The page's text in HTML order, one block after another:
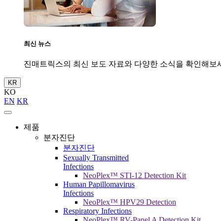
최신 뉴스
진매트릭스의 최신 보도 자료와 다양한 소식을 확인해보
KR
KO
EN KR
제품
분자진단
분자진단
Sexually Transmitted
Infections
NeoPlex™ STI-12 Detection Kit
Human Papillomavirus
Infections
NeoPlex™ HPV29 Detection
Respiratory Infections